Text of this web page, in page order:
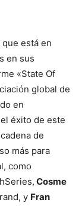
está en
en sus
«State Of
global de
en
éxito de este
de
más para
como
Cosme
y Fran